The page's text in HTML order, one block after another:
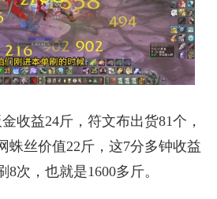
收益24斤，符文布出货81个，
蛛丝价值22斤，这7分多钟收益
次，也就是1600多斤。